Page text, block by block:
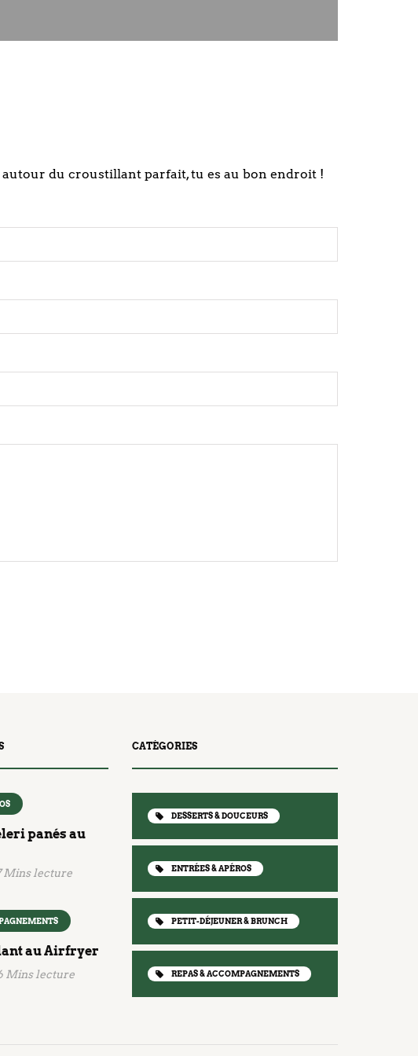
autour du croustillant parfait, tu es au bon endroit !
panés au
Mins lecture
au Airfryer
Mins lecture
CATÉGORIES
DESSERTS & DOUCEURS
ENTRÉES & APÉROS
PETIT-DÉJEUNER & BRUNCH
REPAS & ACCOMPAGNEMENTS